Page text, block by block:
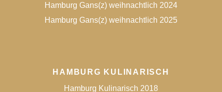
Hamburg Gans(z) weihnachtlich 2024
Hamburg Gans(z) weihnachtlich 2025
HAMBURG KULINARISCH
Hamburg Kulinarisch 2018